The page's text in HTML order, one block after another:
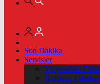
Son Dakika
Servisler
Vizyondaki
Haftanin Filmleri